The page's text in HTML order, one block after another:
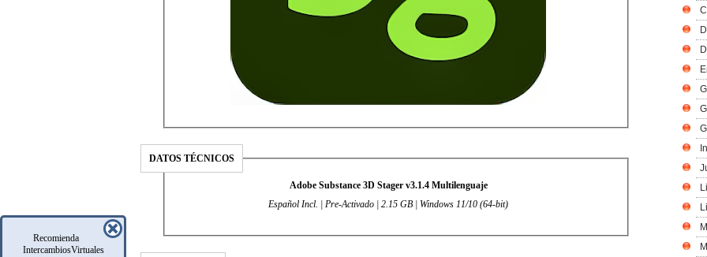
Recomienda
IntercambiosVirtuales
DATOS TÉCNICOS
Adobe Substance 3D Stager v3.1.4 Multilenguaje
Español Incl. | Pre-Activado | 2.15 GB | Windows 11/10 (64-bit)